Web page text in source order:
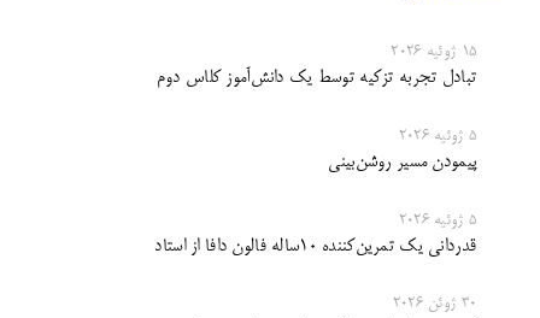
15 ژوئیه 2026
تبادل تجربه تزکیه توسط یک دانش‌آموز کلاس دوم
5 ژوئیه 2026
پیمودن مسیر روشن‌بینی
5 ژوئیه 2026
قدردانی یک تمرین‌کننده ۱۰ساله فالون دافا از استاد
30 ژوئن 2026